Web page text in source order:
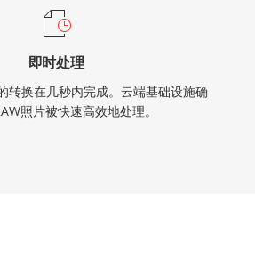
即时处理
转换在几秒内完成。云端基础设施确
照片被快速高效地处理。